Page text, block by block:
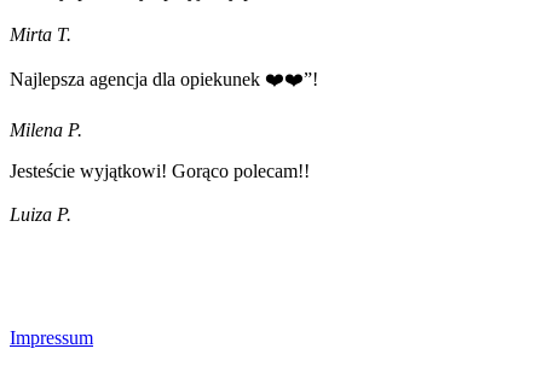
Mirta T.
Najlepsza agencja dla opiekunek ❤️❤️”!
Milena P.
Jesteście wyjątkowi! Gorąco polecam!!
Luiza P.
Impressum